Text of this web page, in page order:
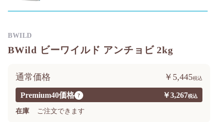
BWild ビーワイルド アンチョビ 2kg
Premium40価格 ? ￥3,267
通常価格 ￥5,445
在庫 ご注文できます
BWILD